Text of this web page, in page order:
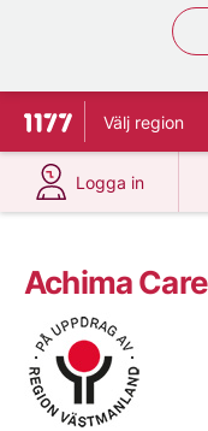
Till startsidan för
Välj region
Logga in
på 1177.se
Achima